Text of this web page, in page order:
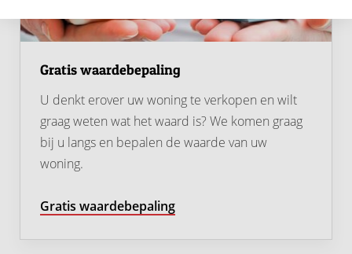
Nijmegen. Dit maakt de ligging niet alleen sfeervol, maar
Gratis waardebepaling
U denkt erover uw woning te verkopen en wilt
graag weten wat het waard is? We komen graag
bij u langs en bepalen de waarde van uw
woning.
Gratis waardebepaling